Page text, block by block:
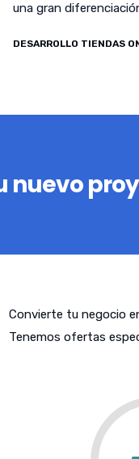
una gran
DESARROLLO TIENDAS
nuevo
Convierte tu negocio
Tenemos ofertas